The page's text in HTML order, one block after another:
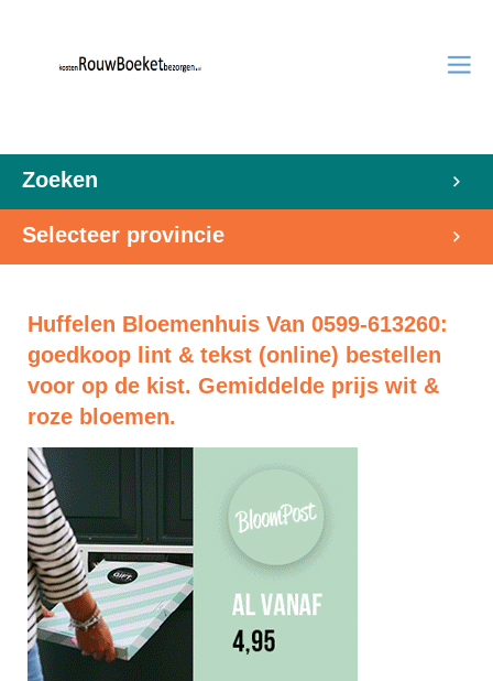
Zoeken
Selecteer provincie
Huffelen Bloemenhuis Van 0599-613260:
goedkoop lint & tekst (online) bestellen
voor op de kist. Gemiddelde prijs wit &
roze bloemen.